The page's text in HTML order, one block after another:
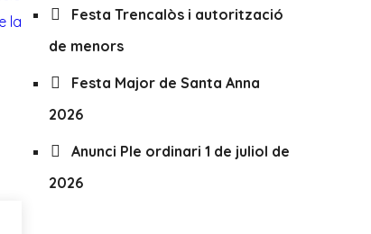
Festa Trencalòs i autorització
de menors
Festa Major de Santa Anna
2026
Anunci Ple ordinari 1 de juliol de
2026